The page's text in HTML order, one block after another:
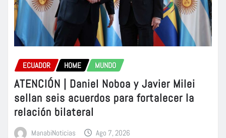
ECUADOR HOME MUNDO
ATENCIÓN | Daniel Noboa y Javier Milei
sellan seis acuerdos para fortalecer la
relación bilateral
ManabiNoticias Ago 7, 2026